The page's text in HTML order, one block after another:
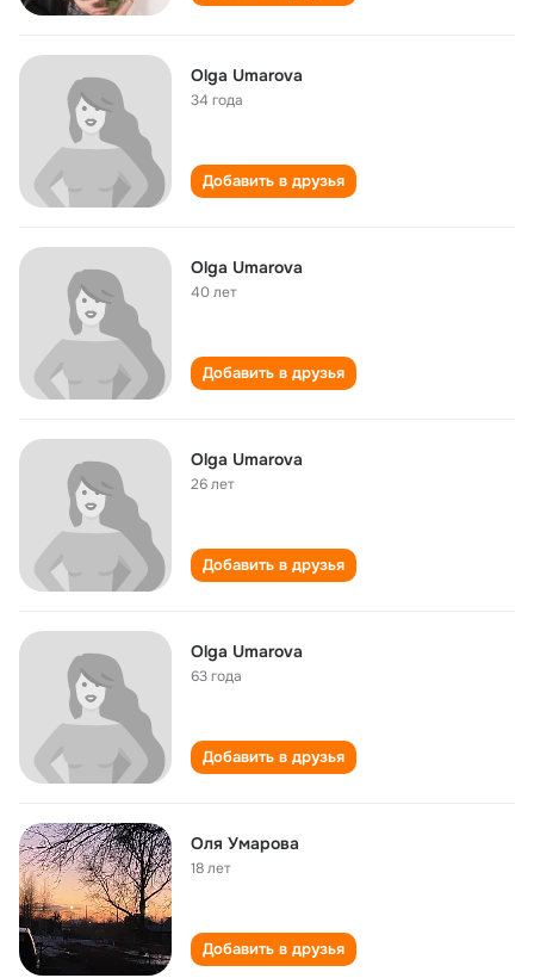
Olga Umarova
34 года
Добавить в друзья
Olga Umarova
40 лет
Добавить в друзья
Olga Umarova
26 лет
Добавить в друзья
Olga Umarova
63 года
Добавить в друзья
Оля Умарова
18 лет
Добавить в друзья